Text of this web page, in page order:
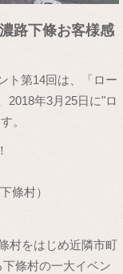
路下條お客様感
ト第14回は、「ロー
2018年3月25日に"ロ
。
條村）
村をはじめ近隣市町
條村の一大イベン